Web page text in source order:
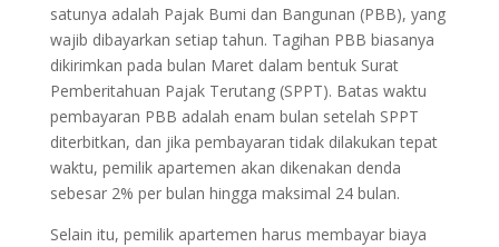
satunya adalah Pajak Bumi dan Bangunan (PBB), yang
wajib dibayarkan setiap tahun. Tagihan PBB biasanya
dikirimkan pada bulan Maret dalam bentuk Surat
Pemberitahuan Pajak Terutang (SPPT). Batas waktu
pembayaran PBB adalah enam bulan setelah SPPT
diterbitkan, dan jika pembayaran tidak dilakukan tepat
waktu, pemilik apartemen akan dikenakan denda
sebesar 2% per bulan hingga maksimal 24 bulan.
Selain itu, pemilik apartemen harus membayar biaya